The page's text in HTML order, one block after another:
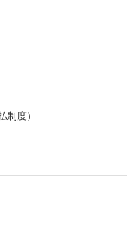
価
の向上につながるのだろうか？
菌薬投与
評価するか？─解析例（２）：白
巣がんの術後化学療法の評価
制度）